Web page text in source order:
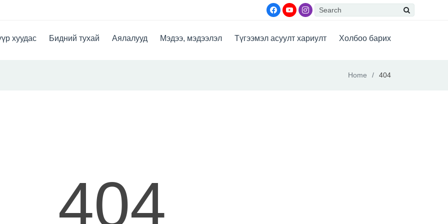
хуудас Бидний тухай Аялалууд Мэдээ, мэдээлэл Түгээмэл асуулт хариулт Холбоо барих
Home 404
404